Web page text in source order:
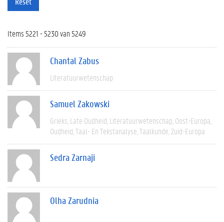
Items 5221 - 5230 van 5249
Chantal Zabus
Literatuurwetenschap
Samuel Zakowski
Grieks Late Oudheid Literatuurwetenschap Oost-Europa
Oudheid Taal- En Tekstanalyse Taalkunde Zuid-Europa
Sedra Zarnaji
Olha Zarudnia